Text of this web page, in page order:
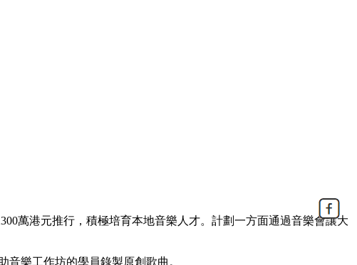
萬港元推行，積極培育本地音樂人才。計劃一方面通過音樂會讓大
樂工作坊的學員錄製原創歌曲。